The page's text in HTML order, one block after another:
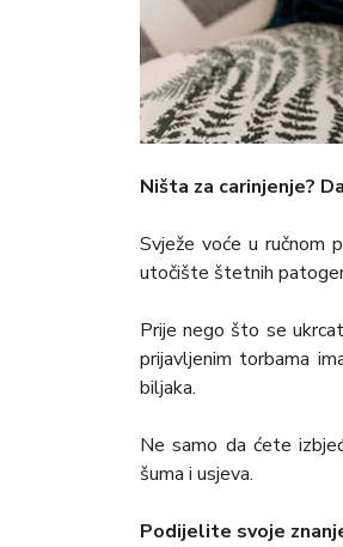
Ništa za carinjenje?
Svježe voće u ručnom
utočište štetnih
Prije nego što se
prijavljenim torbama
biljaka.
Ne samo da ćete
šuma i usjeva.
Podijelite svoje